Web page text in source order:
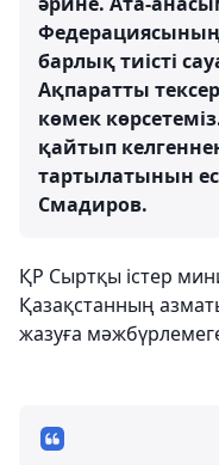
барлық тиісті
Ақпаратты
көмек
қайтып
тартылатынын
Смадиров.
ҚР Сыртқы істер
Қазақстанның
жазуға